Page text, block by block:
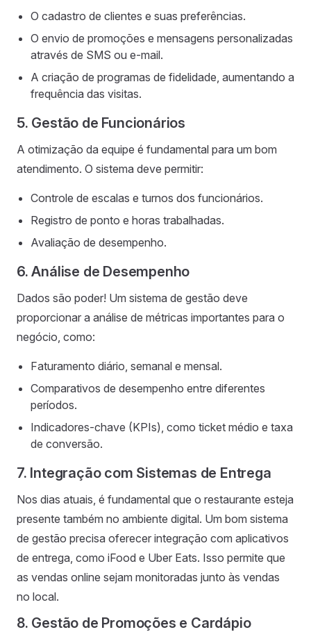
O cadastro de clientes e suas preferências.
O envio de promoções e mensagens personalizadas
através de SMS ou e-mail.
A criação de programas de fidelidade, aumentando a
frequência das visitas.
5. Gestão de Funcionários
A otimização da equipe é fundamental para um bom
atendimento. O sistema deve permitir:
Controle de escalas e turnos dos funcionários.
Registro de ponto e horas trabalhadas.
Avaliação de desempenho.
6. Análise de Desempenho
Dados são poder! Um sistema de gestão deve
proporcionar a análise de métricas importantes para o
negócio, como:
Faturamento diário, semanal e mensal.
Comparativos de desempenho entre diferentes
períodos.
Indicadores-chave (KPIs), como ticket médio e taxa
de conversão.
7. Integração com Sistemas de Entrega
Nos dias atuais, é fundamental que o restaurante esteja
presente também no ambiente digital. Um bom sistema
de gestão precisa oferecer integração com aplicativos
de entrega, como iFood e Uber Eats. Isso permite que
as vendas online sejam monitoradas junto às vendas
no local.
8. Gestão de Promoções e Cardápio